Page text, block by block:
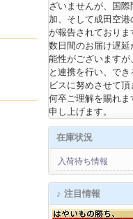
ざいませんが、国際
加、そして成田空港
が報告されておりま
数日間のお届け遅延
能性がございますが
と連携を行い、で
ビスに努めさせて頂
何卒ご理解を賜れま
申し上げます。
在庫状況
入荷待ち情報
♪ 注目情報